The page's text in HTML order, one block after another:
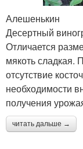
Алешенькин
Десертный
Отличается
мякоть сладкая.
отсутствие
необходимости
получения
читать дальше →